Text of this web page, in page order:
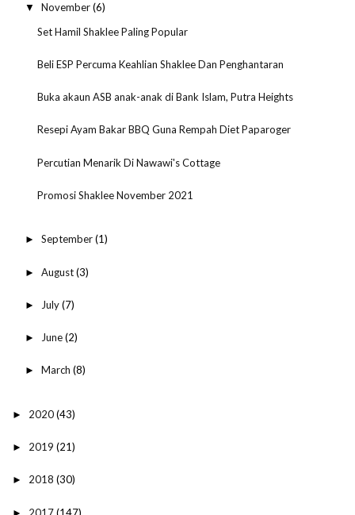
▼ November(6)
Set Hamil Shaklee Paling Popular
Beli ESP Percuma Keahlian Shaklee Dan Penghantaran
Buka akaun ASB anak-anak di Bank Islam, Putra Heights
Resepi Ayam Bakar BBQ Guna Rempah Diet Paparoger
Percutian Menarik Di Nawawi's Cottage
Promosi Shaklee November 2021
► September(1)
► August(3)
► July(7)
► June(2)
► March (8)
► 2020(43)
► 2019 (21)
► 2018 (30)
2017(147)